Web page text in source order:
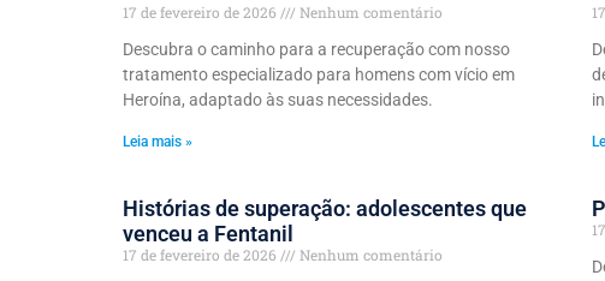
17 de fevereiro de 2026
Nenhum comentário
Descubra o caminho para a recuperação com nosso
tratamento especializado para homens com vício em
Heroína, adaptado às suas necessidades.
Leia mais »
Histórias de superação: adolescentes que
venceu a Fentanil
17 de fevereiro de 2026
Nenhum comentário